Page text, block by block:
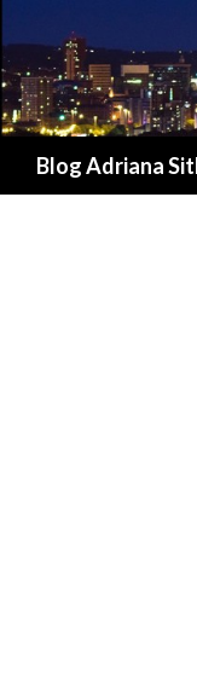
Blog Adriana